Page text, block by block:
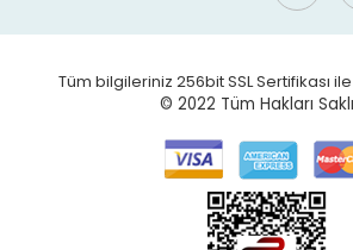
Tüm bilgileriniz 256bit SSL Sertifikası
© 2022 Tüm Hakları